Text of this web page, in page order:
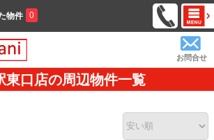
物件 0
お問合せ
口店の周辺物件一覧